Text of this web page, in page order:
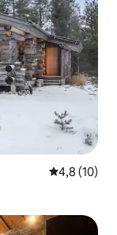
4,8 de uma
4,8 (10)